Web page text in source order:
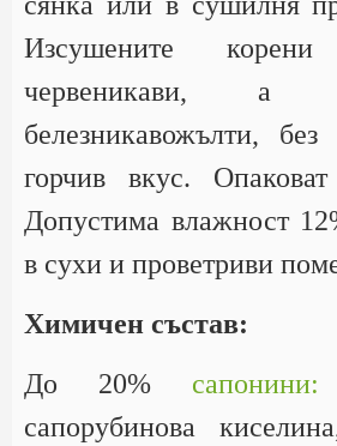
Изсушените
червеникави, а
белезникавожълти,
горчив вкус.
Допустима влажност
в сухи и проветриви
Химичен състав:
До 20% сапонини:
сапорубинова